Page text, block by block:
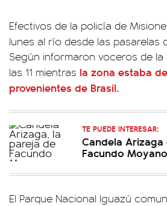
Efectivos de la policía de
lunes al río desde las pasarelas
Según informaron voceros de
las 11 mientras la zona estaba
provenientes de Brasil.
TE PUEDE INTERESAR:
Candela
Facundo Moyano
El Parque Nacional Iguazú